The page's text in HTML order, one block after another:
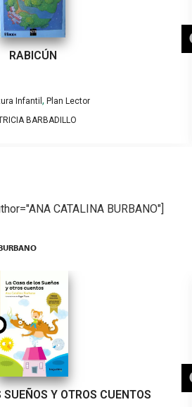
RABICÚN
Infantil , Plan Lector
BARBADILLO
CATALINA BURBANO"]
Y OTROS CUENTOS